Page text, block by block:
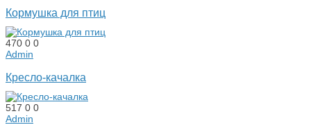
Кормушка для птиц
470 0 0
Admin
Кресло-качалка
517 0 0
Admin